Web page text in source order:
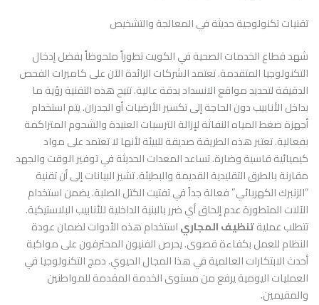
تقنيات تكنولوجية حديثة في المعالجة والتشخيص
شهد قطاع الخدمات الصحية في الكويت تطوراً ملحوظاً بفضل إدخال
التكنولوجيا المتقدمة. تعتمد الشركات الرائدة الآن على كاميرات الفحص
الدقيقة لتحديد مواقع الانسداد بدقة عالية. تتيح هذه التقنية رؤية ما
بداخل الأنابيب دون الحاجة إلى تكسير الأرضيات أو الجدران. يتم استخدام
أجهزة ضغط المياه النفاثة لإزالة الترسبات العنيدة والشحوم المتراكمة
بفعالية. تعتبر هذه الطريقة صديقة للبيئة لأنها لا تعتمد على مواد
كيميائية قاسية وضارة. تساعد المعدات الحديثة في توفير الوقت والجهد
مقارنة بالطرق التقليدية القديمة والبطيئة. تشير البيانات إلى أن تقنية
“الزنبرك الكهربائي” فعالة جداً في تفتيت الكتل الصلبة. يضمن استخدام
الآلات المتطورة عدم إلحاق أي ضرر بالبنية الداخلية للأنابيب البلاستيكية.
تتطلب عمليةتنظيف المجارياستخدام هذه الأدوات لضمان عودة
النظام للعمل بكفاءة قصوى. يحرص الفنيون المحترفون على مواكبة
أحدث الابتكارات العالمية في هذا المجال الحيوي. دمج التكنولوجيا في
العمليات اليومية يرفع من مستوى الخدمة المقدمة للمواطنين
والمقيمين.